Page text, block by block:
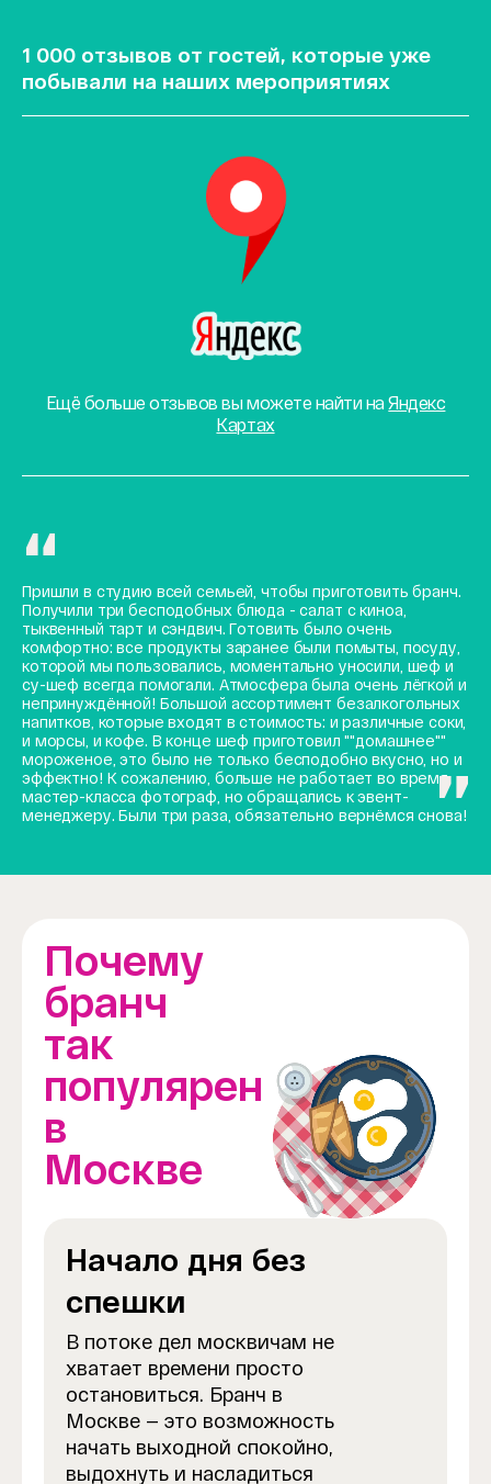
1 000 отзывов от гостей, которые уже
побывали на наших мероприятиях
Ещё больше отзывов вы можете найти наЯндекс
Картах
Пришли в студию всей семьей, чтобы приготовить бранч.
Получили три бесподобных блюда - салат с киноа,
тыквенный тарт и сэндвич. Готовить было очень
комфортно: все продукты заранее были помыты, посуду,
которой мы пользовались, моментально уносили, шеф и
су-шеф всегда помогали. Атмосфера была очень лёгкой и
непринуждённой! Большой ассортимент безалкогольных
напитков, которые входят в стоимость: и различные соки,
и морсы, и кофе. В конце шеф приготовил ""домашнее""
мороженое, это было не только бесподобно вкусно, но и
эффектно! К сожалению, больше не работает во время
мастер-класса фотограф, но обращались к эвент-
менеджеру. Были три раза, обязательно вернёмся снова!
Почему
бранч
так
популярен
в
Москве
Начало дня без
спешки
В потоке дел москвичам не
хватает времени просто
остановиться. Бранч в
Москве — это возможность
начать выходной спокойно,
выдохнуть и насладиться